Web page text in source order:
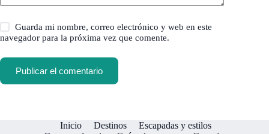
Guarda mi nombre, correo electrónico y web en este
navegador para la próxima vez que comente.
Publicar el comentario
Inicio Destinos
Escapadas y estilos